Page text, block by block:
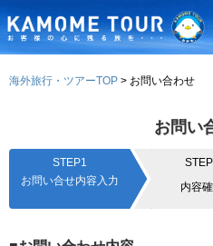
海外旅行・ツアーTOP お問い合わせ
お問い
STEP1
お問い合せ内容入力
内容